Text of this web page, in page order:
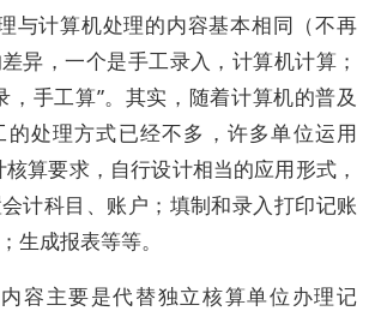
与计算机处理的内容基本相同（不再
异，一个是手工录入，计算机计算；
，手工算”。其实，随着计算机的普及
处理方式已经不多，许多单位运用
算要求，自行设计相当的应用形式，
计科目、账户；填制和录入打印记账
生成报表等等。
容主要是代替独立核算单位办理记